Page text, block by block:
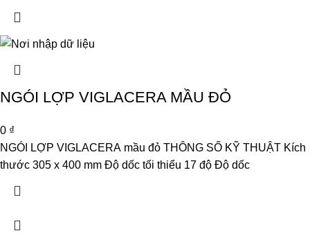
NGÓI LỢP VIGLACERA MẦU ĐỎ
0 ₫
NGÓI LỢP VIGLACERA mầu đỏ THÔNG SỐ KỸ THUẬT Kích
thước 305 x 400 mm Độ dốc tối thiểu 17 độ Độ dốc